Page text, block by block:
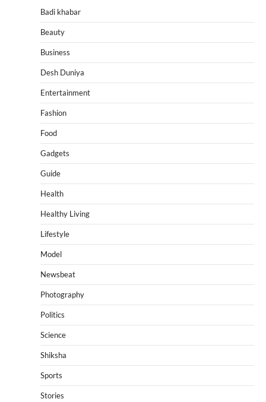
Badi khabar
Beauty
Business
Desh Duniya
Entertainment
Fashion
Food
Gadgets
Guide
Health
Healthy Living
Lifestyle
Model
Newsbeat
Photography
Politics
Science
Shiksha
Sports
Stories